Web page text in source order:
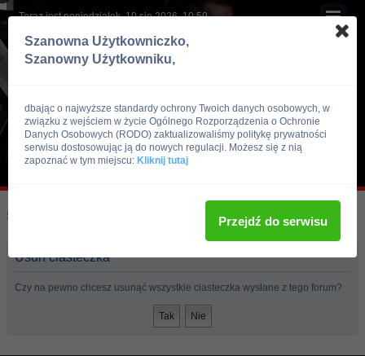
Teraz jest poniedziałek, 10 sie 2026, 10:59
Skocz do:
Usuń ciasteczka
Czy na pewno chcesz usunąć wszystkie ciasteczka wysłane z tego forum?
Szanowna Użytkowniczko,
Szanowny Użytkowniku,
dbając o najwyższe standardy ochrony Twoich danych osobowych, w
związku z wejściem w życie Ogólnego Rozporządzenia o Ochronie
Danych Osobowych (RODO) zaktualizowaliśmy politykę prywatności
serwisu dostosowując ją do nowych regulacji. Możesz się z nią
zapoznać w tym miejscu: Kliknij tutaj
Przejdź do serwisu